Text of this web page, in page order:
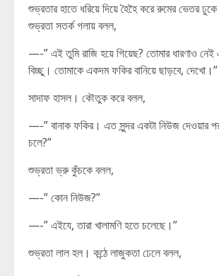
শুভ্রতার হাতে ধরিয়ে দিয়ে হৈহৈ করে রুমের ভেতর
শুভ্রতা সতর্ক গলায় বলল,
—-” এই তুমি রাজি হয়ে গিয়েছ? তোমার ধারণাও নেই
বিচ্ছু। তোমাকে একদম ফকির বানিয়ে ছাড়বে, দেখো।”
সাদাফ হাসল। কৌতুক করে বলল,
—-” বানাক ফকির। এত সুন্দর একটা নিউজ দেওয়ার
চলে?”
শুভ্রতা ভ্রু কুঁচকে বলল,
—-” কোন নিউজ?”
—-” এইযে, তারা খালামণি হতে চলেছে।”
শুভ্রতা লাল হল। কন্ঠে লাজুকতা ঢেলে বলল,